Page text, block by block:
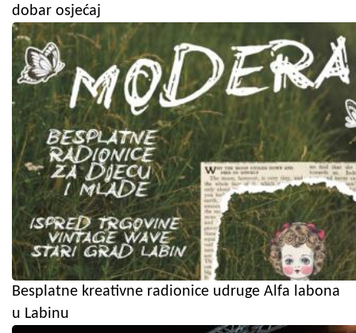
dobar osjećaj
Besplatne kreativne radionice udruge Alfa labona
u Labinu